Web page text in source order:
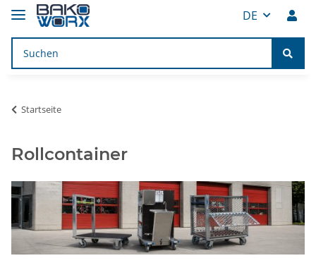
DE
Startseite
Rollcontainer